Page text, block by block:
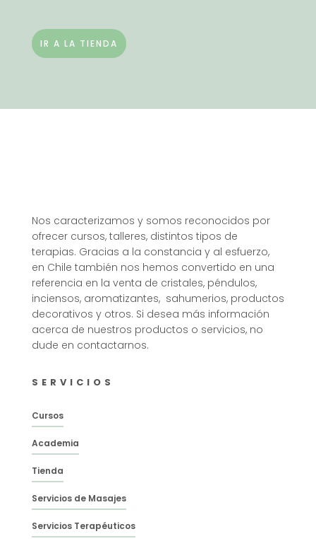
IR A LA TIENDA
Nos caracterizamos y somos reconocidos por
ofrecer cursos, talleres, distintos tipos de
terapias. Gracias a la constancia y al esfuerzo,
en Chile también nos hemos convertido en una
referencia en la venta de cristales, péndulos,
inciensos, aromatizantes, sahumerios, productos
decorativos y otros. Si desea más información
acerca de nuestros productos o servicios, no
dude en contactarnos.
SERVICIOS
Cursos
Academia
Tienda
Servicios de Masajes
Servicios Terapéuticos